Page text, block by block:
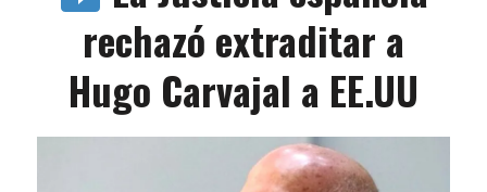
rechazó extraditar a
Hugo Carvajal a EE.UU